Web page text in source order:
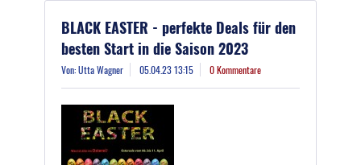
BLACK EASTER - perfekte Deals für den
besten Start in die Saison 2023
Von: Utta Wagner 05.04.23 13:15 0 Kommentare